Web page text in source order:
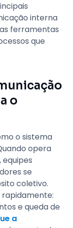
interna
ferramentas
que
o
o sistema
opera
equipes
se
coletivo.
e queda de
a